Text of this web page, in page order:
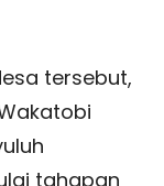
tersebut,
tahapan